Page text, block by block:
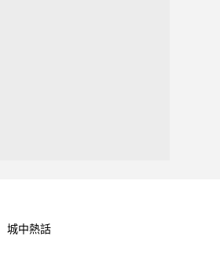
城中熱話